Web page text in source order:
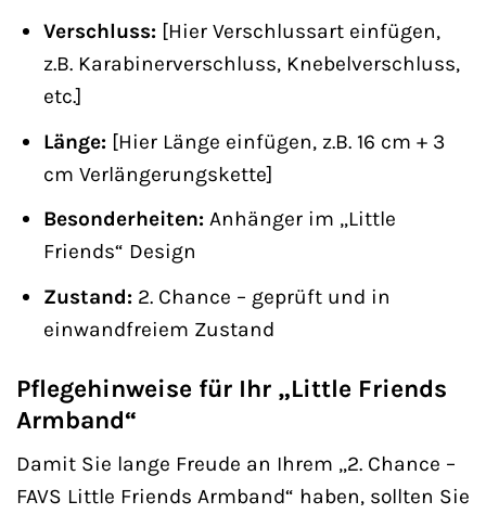
Verschluss:[Hier Verschlussart einfügen,
z.B. Karabinerverschluss, Knebelverschluss,
etc.]
Länge:[Hier Länge einfügen, z.B. 16 cm + 3
cm Verlängerungskette]
Besonderheiten:Anhänger im „Little
Friends“ Design
Zustand:2. Chance – geprüft und in
einwandfreiem Zustand
Pflegehinweise für Ihr „Little Friends
Armband“
Damit Sie lange Freude an Ihrem „2. Chance –
FAVS Little Friends Armband“ haben, sollten Sie